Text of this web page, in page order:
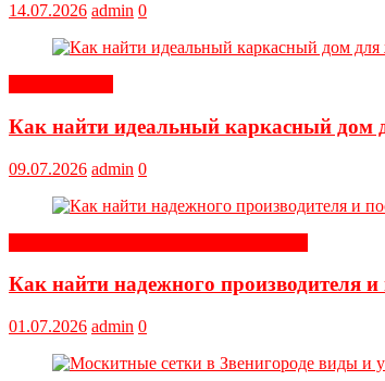
14.07.2026 admin 0
Как найти идеальный каркасный дом
09.07.2026 admin 0
Как найти надежного производителя
01.07.2026 admin 0